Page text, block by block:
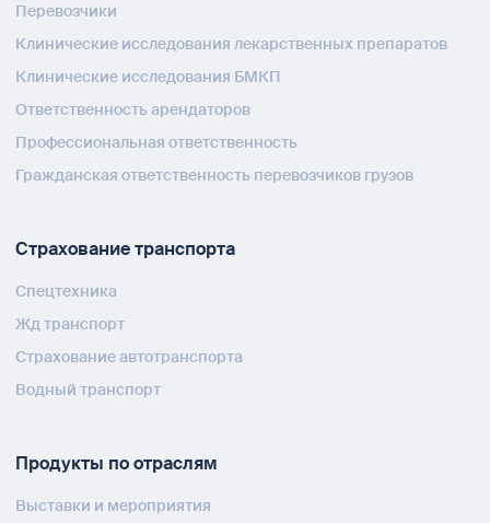
Перевозчики
Клинические исследования лекарственных препаратов
Клинические исследования БМКП
Ответственность арендаторов
Профессиональная ответственность
Гражданская ответственность перевозчиков грузов
Страхование транспорта
Спецтехника
Жд транспорт
Страхование автотранспорта
Водный транспорт
Продукты по отраслям
Выставки и мероприятия